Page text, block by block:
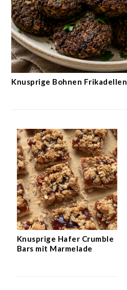
Knusprige Bohnen Frikadellen
Knusprige Hafer Crumble
Bars mit Marmelade